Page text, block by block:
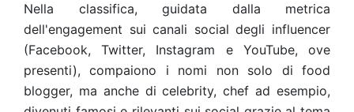
Nella classifica, guidata dalla metrica
dell'engagement sui canali social degli influencer
(Facebook, Twitter, Instagram e YouTube, ove
presenti), compaiono i nomi non solo di food
blogger, ma anche di celebrity, chef ad esempio,